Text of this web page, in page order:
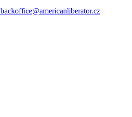
backoffice@americanliberator.cz